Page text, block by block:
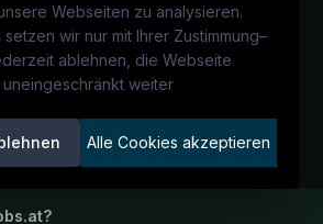
Webseiten zu analysieren.
wir nur mit Ihrer Zustimmung–
ablehnen, die Webseite
weiter
Alle Cookies akzeptieren
Ein
GmbH.
?